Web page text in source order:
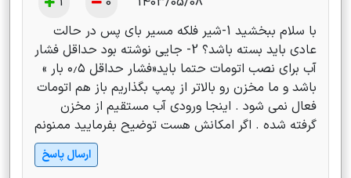
با سلام ببخشید 1-شیر فلکه مسیر بای پس در حالت
عادی باید بسته باشد؟ 2- جایی نوشته بود حداقل فشار
آب برای نصب اتومات حتما باید«فشار حداقل ۰٫۵ بار »
باشد و ما مخزن رو بالاتر از پمپ بگذاریم باز هم اتومات
فعال نمی شود . اینجا ورودی آب مستقیم از مخزن
گرفته شده . اگر امکانش هست توضیح بفرمایید ممنونم
ارسال پاسخ